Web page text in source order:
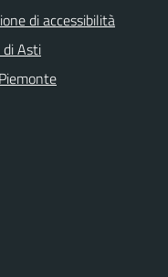
di accessibilità
di Asti